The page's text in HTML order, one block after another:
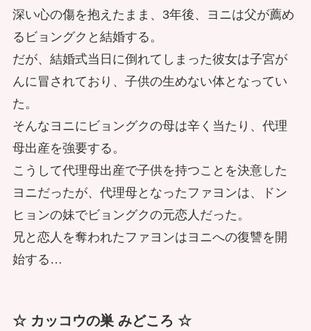
深い心の傷を抱えたまま、3年後、ヨニは父が薦め
るビョングクと結婚する。
だが、結婚式当日に倒れてしまった彼女は子宮が
んに冒されており、子供の生めない体となってい
た。
そんなヨニにビョングクの母は辛く当たり、代理
母出産を強要する。
こうして代理母出産で子供を持つことを決意した
ヨニだったが、代理母となったファヨンは、ドン
ヒョンの妹でビョングクの元恋人だった。
兄と恋人を奪われたファヨンはヨニへの復讐を開
始する…
☆ カッコウの巣 みどころ ☆